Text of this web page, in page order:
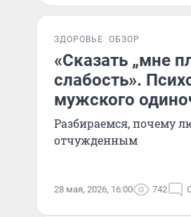
ЗДОРОВЬЕ ОБЗОР
«Сказать „мне
слабость».
мужского
Разбираемся, почему
отчужденным
28 мая, 2026, 16:00 742